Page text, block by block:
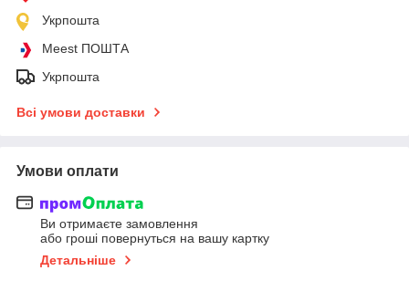
Укрпошта
Meest ПОШТА
Укрпошта
Всі умови доставки
Умови оплати
Ви отримаєте замовлення
або гроші повернуться на вашу картку
Детальніше